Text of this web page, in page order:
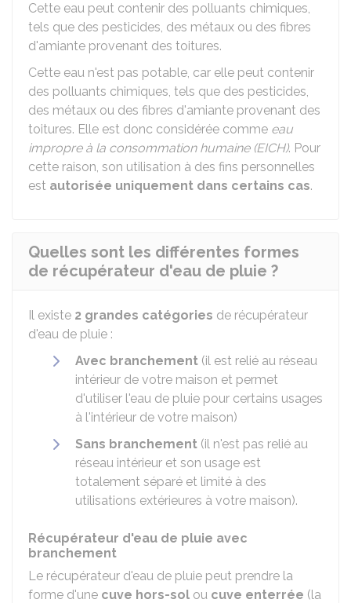
Cette eau peut contenir des polluants chimiques,
tels que des pesticides, des métaux ou des fibres
d'amiante provenant des toitures.
Cette eau n'est pas potable, car elle peut contenir
des polluants chimiques, tels que des pesticides,
des métaux ou des fibres d'amiante provenant des
toitures. Elle est donc considérée comme eau
impropre à la consommation humaine (EICH). Pour
cette raison, son utilisation à des fins personnelles
est autorisée uniquement dans certains cas.
Quelles sont les différentes formes
de récupérateur d'eau de pluie ?
Il existe 2 grandes catégories de récupérateur
d'eau de pluie :
Avec branchement (il est relié au réseau
intérieur de votre maison et permet
d'utiliser l'eau de pluie pour certains usages
à l'intérieur de votre maison)
Sans branchement (il n'est pas relié au
réseau intérieur et son usage est
totalement séparé et limité à des
utilisations extérieures à votre maison).
Récupérateur d'eau de pluie avec
branchement
Le récupérateur d'eau de pluie peut prendre la
forme d'une cuve hors-sol ou cuve enterrée (la